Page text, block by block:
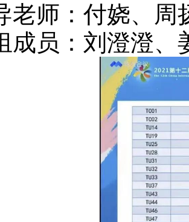
师：付娆、周
：刘澄澄、